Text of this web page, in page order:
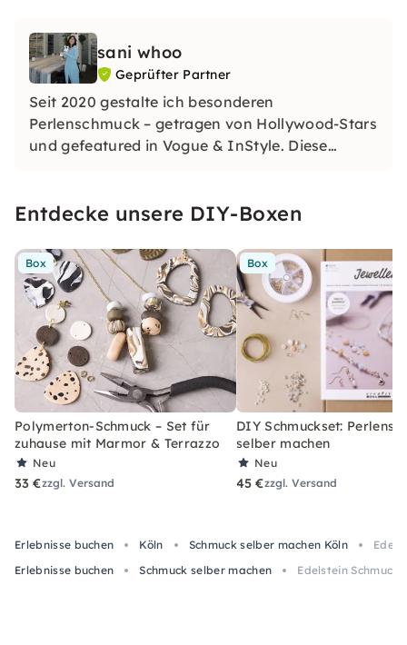
sani whoo
Geprüfter Partner
Seit 2020 gestalte ich besonderen
Perlenschmuck – getragen von Hollywood-Stars
und gefeatured in Vogue & InStyle. Diese
Entdecke unsere DIY-Boxen
Box
Polymerton-Schmuck – Set für
zuhause mit Marmor & Terrazzo
Neu
33 €zzgl. Versand
Box
DIY Schmuckset:
selber machen
Neu
45 €zzgl. Versand
Erlebnisse buchen Köln Schmuck selber machen Köln
Erlebnisse buchen
Schmuck selber machen Edelstein